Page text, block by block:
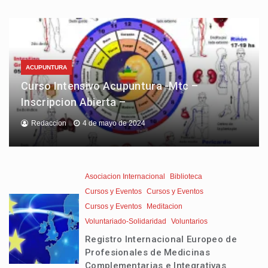
ACUPUNTURA
Curso Intensivo Acupuntura -Mtc –
Inscripcion Abierta –
Redaccion 4 de mayo de 2024
Asociacion Internacional
Biblioteca
Cursos y Eventos Cursos y Eventos
Cursos y Eventos
Meditacion
Voluntariado-Solidaridad
Voluntarios
Registro Internacional Europeo de
Profesionales de Medicinas
Complementarias e Integrativas